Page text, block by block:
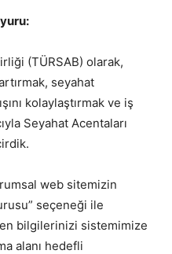
(TÜRSAB) olarak,
seyahat
kolaylaştırmak ve iş
Seyahat Acentaları
web sitemizin
seçeneği ile
bilgilerinizi sistemimize
alanı hedefli